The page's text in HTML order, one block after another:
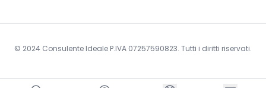
© 2024 Consulente Ideale P.IVA 07257590823. Tutti i diritti riservati.